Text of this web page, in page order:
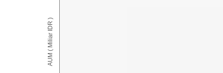
AUM ( Miliar IDR )